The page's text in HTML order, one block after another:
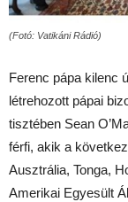
(Fotó: Vatikáni Rádió)
Ferenc pápa kilenc
létrehozott pápai
tisztében Sean
férfi, akik a
Ausztrália, Tonga,
Amerikai Egyesült